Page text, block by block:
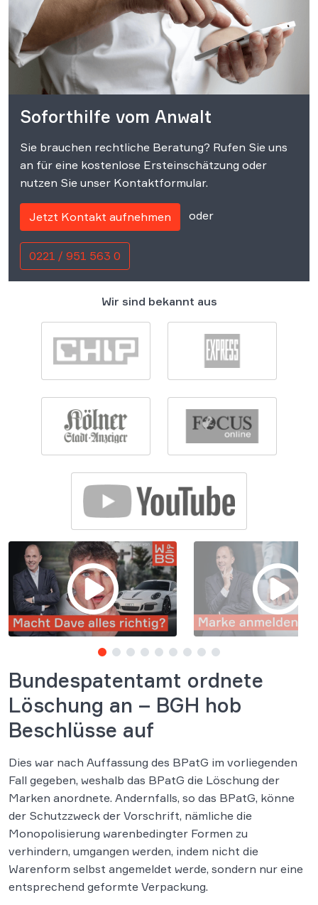
Soforthilfe vom Anwalt
Sie brauchen rechtliche Beratung? Rufen Sie uns
an für eine kostenlose Ersteinschätzung oder
nutzen Sie unser Kontaktformular.
Jetzt Kontakt aufnehmen oder
0221 / 951 563 0
Wir sind bekannt aus
Bundespatentamt ordnete
Löschung an – BGH hob
Beschlüsse auf
Dies war nach Auffassung des BPatG im vorliegenden
Fall gegeben, weshalb das BPatG die Löschung der
Marken anordnete. Andernfalls, so das BPatG, könne
der Schutzzweck der Vorschrift, nämliche die
Monopolisierung warenbedingter Formen zu
verhindern, umgangen werden, indem nicht die
Warenform selbst angemeldet werde, sondern nur eine
entsprechend geformte Verpackung.